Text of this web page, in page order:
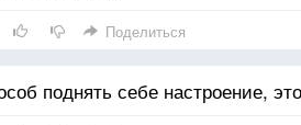
Поделиться
поднять себе настроение,